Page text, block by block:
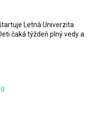
Letná Univerzita
čaká týždeň plný vedy a